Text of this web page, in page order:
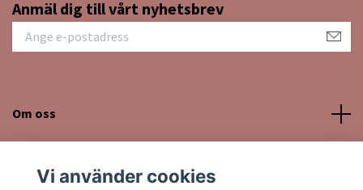
Anmäl dig till vårt nyhetsbrev
Om oss
Vi använder cookies